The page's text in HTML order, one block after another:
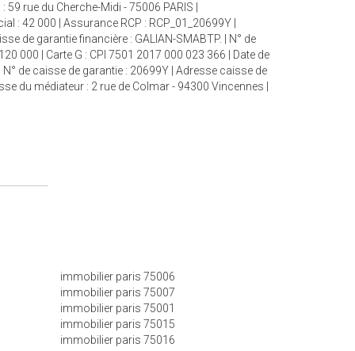
rue du Cherche-Midi - 75006 PARIS |
: 42 000 | Assurance RCP : RCP_01_20699Y |
de garantie financière : GALIAN-SMABTP. | N° de
000 | Carte G : CPI 7501 2017 000 023 366 | Date de
de caisse de garantie : 20699Y | Adresse caisse de
du médiateur : 2 rue de Colmar - 94300 Vincennes |
immobilier paris 75006
immobilier paris 75007
immobilier paris 75001
immobilier paris 75015
immobilier paris 75016